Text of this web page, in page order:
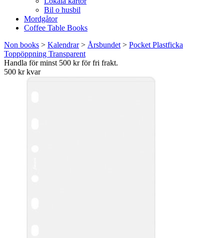
Bil o husbil
Mordgåtor
Coffee Table Books
Non books > Kalendrar> Årsbundet > Pocket Plastficka
Toppöppning Transparent
Handla för minst 500 kr för fri frakt.
500 kr kvar